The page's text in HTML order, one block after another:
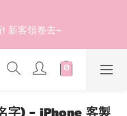
客領卷去~
折扣碼：DEAR20